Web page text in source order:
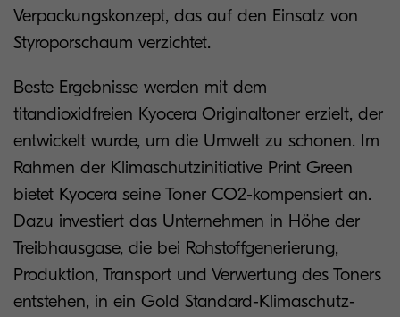
Verpackungskonzept, das auf den Einsatz von
Styroporschaum verzichtet.
Beste Ergebnisse werden mit dem
titandioxidfreien Kyocera Originaltoner erzielt, der
entwickelt wurde, um die Umwelt zu schonen. Im
Rahmen der Klimaschutzinitiative Print Green
bietet Kyocera seine Toner CO2-kompensiert an.
Dazu investiert das Unternehmen in Höhe der
Treibhausgase, die bei Rohstoffgenerierung,
Produktion, Transport und Verwertung des Toners
entstehen, in ein Gold Standard-Klimaschutz-